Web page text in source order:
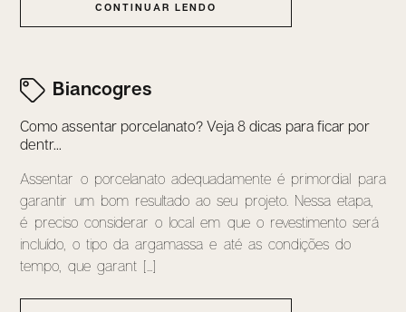
CONTINUAR LENDO
Biancogres
Como assentar porcelanato? Veja 8 dicas para ficar por
dentr...
Assentar o porcelanato adequadamente é primordial para
garantir um bom resultado ao seu projeto. Nessa etapa,
é preciso considerar o local em que o revestimento será
incluído, o tipo da argamassa e até as condições do
tempo, que garant [...]